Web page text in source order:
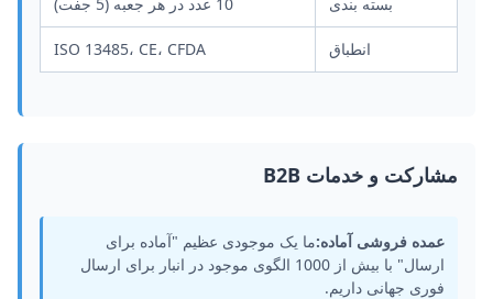
انطباق ISO 13485، CE، CFDA
مشارکت و خدمات B2B
عمده فروشی آماده:ما یک موجودی عظیم "آماده برای
ارسال" با بیش از 1000 الگوی موجود در انبار برای ارسال
فوری جهانی داریم.